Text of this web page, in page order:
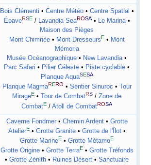
Bois Clémenti • Centre Météo• Centre Spatial •
ÉpaveRSE/ Lavandia SeaROSA• Le Marina•
Maison des Pièges
Mont Chimnée• Mont DresseursE• Mont
Mémoria
Musée Océanographique • New Lavandia•
Parc Safari • Pilier Céleste • Piste cyclable •
Planque AquaSESA
Planque Magma R ERO • Sentier Sinuroc •
Tour
MirageE • Tour de CombatRS / Zone de
CombatE / Atoll de CombatROSA
Caverne Fondmer• Chemin Ardent• Grotte
AtelierE• Grotte Granite• Grotte de l'Îlot•
Grotte MarineE • Grotte MétamoE
Grotte Origine• Grotte TerraE• Grotte Tréfonds
• Grotte Zénith • Ruines Désert • Sanctuaire